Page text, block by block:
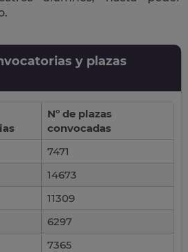
y plazas
Nº de plazas
convocadas
7471
14673
11309
6297
7365